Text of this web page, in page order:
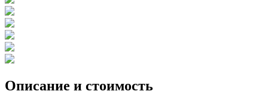
Описание и стоимость